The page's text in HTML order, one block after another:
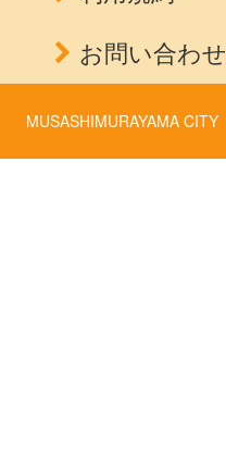
お問い合わせ
MUSASHIMURAYAMA CITY